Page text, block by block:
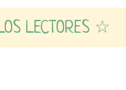
LECTORES ☆